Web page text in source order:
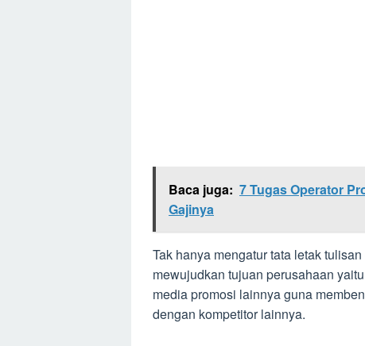
Baca juga: 7 Tugas Operator
Gajinya
Tak hanya mengatur tata letak
mewujudkan tujuan perusahaan
media promosi lainnya guna
dengan kompetitor lainnya.